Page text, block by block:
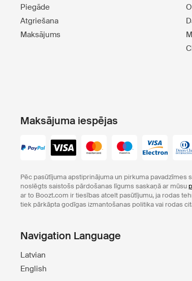
Piegāde
Atgriešana
Maksājums
Maksājuma iespējas
Pēc pasūtījuma apstiprinājuma un pirkuma
noslēgts saistošs pārdošanas līgums saskaņā ar mūsu
ar to Boozt.com ir tiesības atcelt pasūtījumu, ja rodas
tiek pārkāpta godīgas izmantošanas politika vai rodas
Navigation Language
Latvian
English